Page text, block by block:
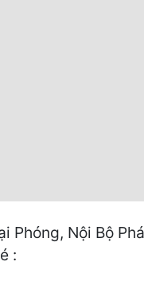
Phóng, Nội Bộ
: